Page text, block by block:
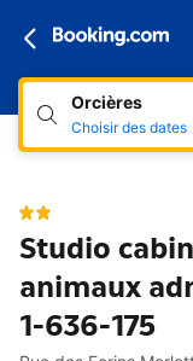
Orcières
Choisir des dates
Studio
animaux
1-636-175